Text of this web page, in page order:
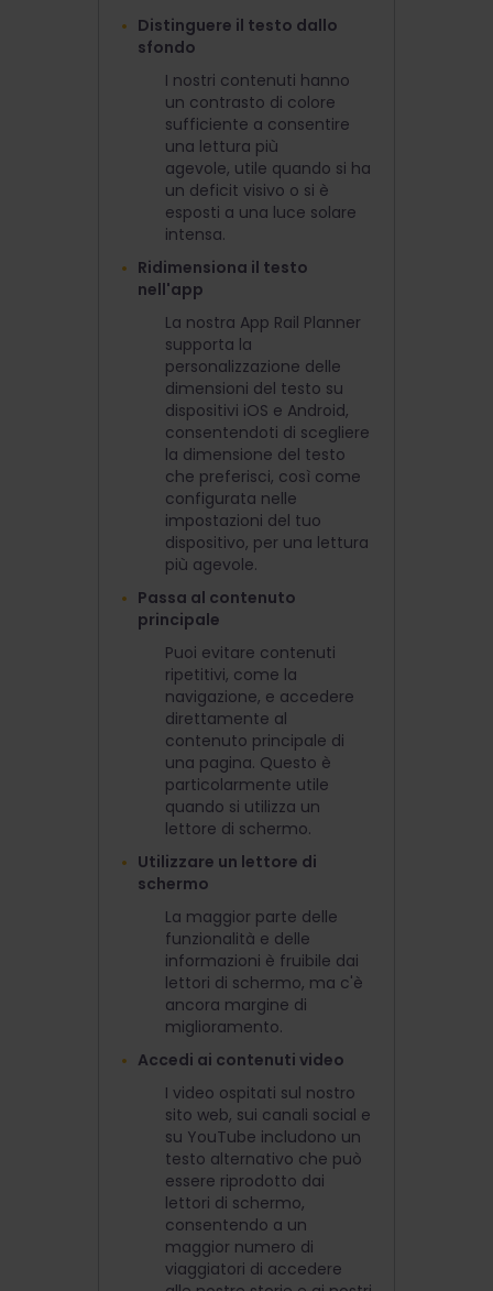
Distinguere il testo dallo
sfondo
I nostri contenuti hanno
un contrasto di colore
sufficiente a consentire
una lettura più
agevole, utile quando si ha
un deficit visivo o si è
esposti a una luce solare
intensa.
Ridimensiona il testo
nell'app
La nostra App Rail Planner
supporta la
personalizzazione delle
dimensioni del testo su
dispositivi iOS e Android,
consentendoti di scegliere
la dimensione del testo
che preferisci, così come
configurata nelle
impostazioni del tuo
dispositivo, per una lettura
più agevole.
Passa al contenuto
principale
Puoi evitare contenuti
ripetitivi, come la
navigazione, e accedere
direttamente al
contenuto principale di
una pagina. Questo è
particolarmente utile
quando si utilizza un
lettore di schermo.
Utilizzare un lettore di
schermo
La maggior parte delle
funzionalità e delle
informazioni è fruibile dai
lettori di schermo, ma c'è
ancora margine di
miglioramento.
Accedi ai contenuti video
I video ospitati sul nostro
sito web, sui canali social e
su YouTube includono un
testo alternativo che può
essere riprodotto dai
lettori di schermo,
consentendo a un
maggior numero di
viaggiatori di accedere